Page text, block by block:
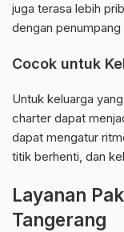
juga terasa lebih
dengan penumpang
Cocok untuk
Untuk keluarga
charter dapat
dapat mengatur
titik berhenti, dan
Layanan
Tangerang